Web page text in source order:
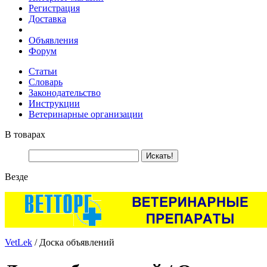
Регистрация
Доставка
Объявления
Форум
Статьи
Словарь
Законодательство
Инструкции
Ветеринарные организации
В товарах
Везде
VetLek / Доска объявлений